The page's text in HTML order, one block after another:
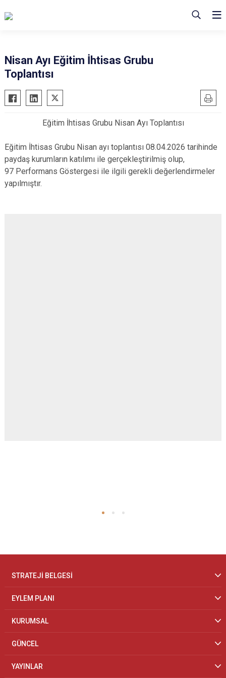
Nisan Ayı Eğitim İhtisas Grubu
Toplantısı
Eğitim İhtisas Grubu Nisan Ayı Toplantısı
Eğitim İhtisas Grubu Nisan ayı toplantısı 08.04.2026 tarihinde
paydaş kurumların katılımı ile gerçekleştirilmiş olup,
97 Performans Göstergesi ile ilgili gerekli değerlendirmeler
yapılmıştır.
STRATEJİ BELGESİ
EYLEM PLANI
KURUMSAL
GÜNCEL
YAYINLAR